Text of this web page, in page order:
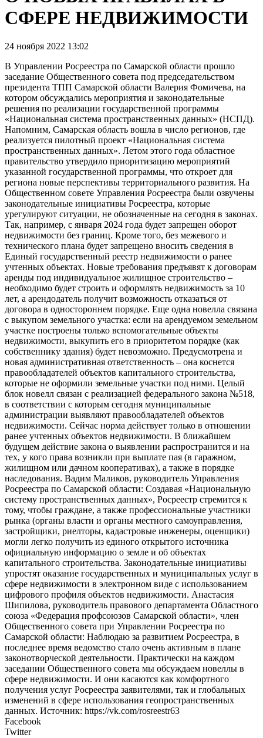
СФЕРЕ НЕДВИЖИМОСТИ
24 ноября 2022 13:02
В Управлении Росреестра по Самарской области прошло
заседание Общественного совета под председательством
президента ТПП Самарской области Валерия Фомичева, на
котором обсуждались мероприятия и законодательные
решения по реализации государственной программы
«Национальная система пространственных данных» (НСПД).
Напомним, Самарская область вошла в число регионов, где
реализуется пилотный проект «Национальная система
пространственных данных». Летом этого года областное
правительство утвердило приоритизацию мероприятий
указанной государственной программы, что откроет для
региона новые перспективы территориального развития. На
Общественном совете Управления Росреестра были озвучены
законодательные инициативы Росреестра, которые
урегулируют ситуации, не обозначенные на сегодня в законах.
Так, например, с января 2024 года будет запрещен оборот
недвижимости без границ. Кроме того, без межевого и
технического плана будет запрещено вносить сведения в
Единый государственный реестр недвижимости о ранее
учтенных объектах. Новые требования предъявят к договорам
аренды под индивидуальное жилищное строительство –
необходимо будет строить и оформлять недвижимость за 10
лет, а арендодатель получит возможность отказаться от
договора в одностороннем порядке. Еще одна новелла связана
с выкупом земельного участка: если на арендуемом земельном
участке построены только вспомогательные объекты
недвижимости, выкупить его в приоритетом порядке (как
собственнику здания) будет невозможно. Предусмотрена и
новая административная ответственность – она коснется
правообладателей объектов капитального строительства,
которые не оформили земельные участки под ними. Целый
блок новелл связан с реализацией федерального закона №518,
в соответствии с которым сегодня муниципальные
администрации выявляют правообладателей объектов
недвижимости. Сейчас норма действует только в отношении
ранее учтенных объектов недвижимости. В ближайшем
будущем действие закона о выявлении распространится и на
тех, у кого права возникли при выплате пая (в гаражном,
жилищном или дачном кооперативах), а также в порядке
наследования. Вадим Маликов, руководитель Управления
Росреестра по Самарской области: Создавая «Национальную
систему пространственных данных», Росреестр стремится к
тому, чтобы граждане, а также профессиональные участники
рынка (органы власти и органы местного самоуправления,
застройщики, риелторы, кадастровые инженеры, оценщики)
могли легко получить из единого открытого источника
официальную информацию о земле и об объектах
капитального строительства. Законодательные инициативы
упростят оказание государственных и муниципальных услуг в
сфере недвижимости в электронном виде с использованием
цифрового профиля объектов недвижимости. Анастасия
Шипилова, руководитель правового департамента Областного
союза «Федерация профсоюзов Самарской области», член
Общественного совета при Управлении Росреестра по
Самарской области: Наблюдаю за развитием Росреестра, в
последнее время ведомство стало очень активным в плане
законотворческой деятельности. Практически на каждом
заседании Общественного совета мы обсуждаем новеллы в
сфере недвижимости. И они касаются как комфортного
получения услуг Росреестра заявителями, так и глобальных
изменений в сфере использования геопространственных
данных. Источник: https://vk.com/rosreestr63
Facebook
Twitter